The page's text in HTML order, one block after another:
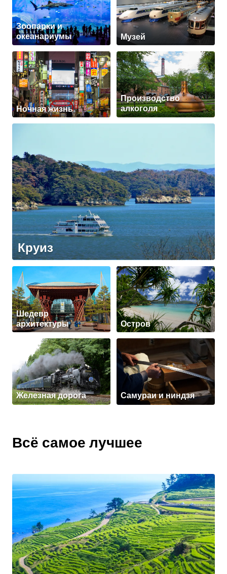
Зоопарки и
океанариумы
Музей
Ночная жизнь
Производство
алкоголя
Круиз
Шедевр
архитектуры
Остров
Железная дорога Самураи и ниндзя
Всё самое лучшее